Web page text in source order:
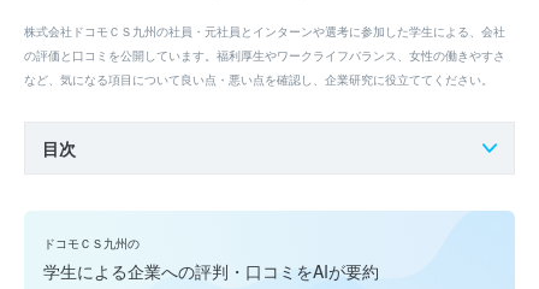
株式会社ドコモＣＳ九州の社員・元社員とインターンや選考に参加した学生による、会社
の評価と口コミを公開しています。福利厚生やワークライフバランス、女性の働きやすさ
など、気になる項目について良い点・悪い点を確認し、企業研究に役立ててください。
目次
ドコモＣＳ九州の
学生による企業への評判・口コミをAIが要約